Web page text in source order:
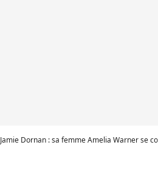
Jamie Dornan : sa femme Amelia Warner se